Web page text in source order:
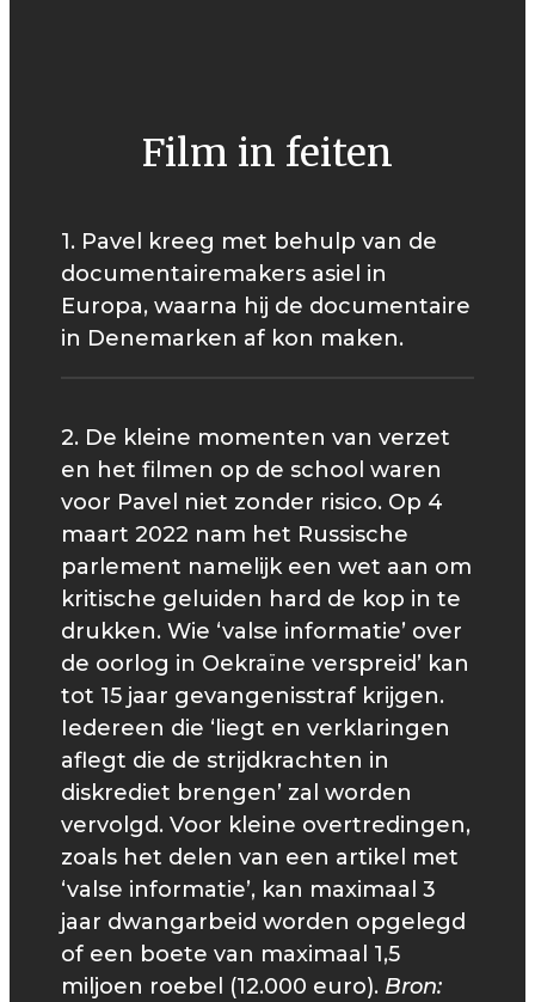
Film in feiten
1. Pavel kreeg met behulp van de
documentairemakers asiel in
Europa, waarna hij de documentaire
in Denemarken af kon maken.
2. De kleine momenten van verzet
en het filmen op de school waren
voor Pavel niet zonder risico. Op 4
maart 2022 nam het Russische
parlement namelijk een wet aan om
kritische geluiden hard de kop in te
drukken. Wie ‘valse informatie’ over
de oorlog in Oekraïne verspreid’ kan
tot 15 jaar gevangenisstraf krijgen.
Iedereen die ‘liegt en verklaringen
aflegt die de strijdkrachten in
diskrediet brengen’ zal worden
vervolgd. Voor kleine overtredingen,
zoals het delen van een artikel met
‘valse informatie’, kan maximaal 3
jaar dwangarbeid worden opgelegd
of een boete van maximaal 1,5
miljoen roebel (12.000 euro). Bron: